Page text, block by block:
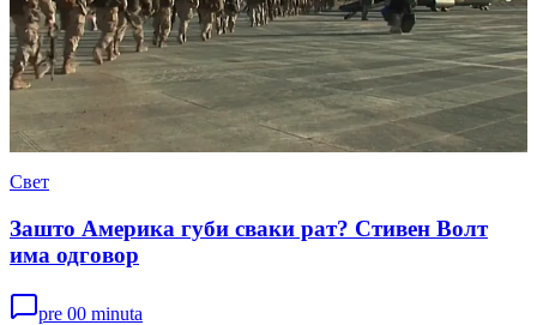
Свет
Зашто Америка губи сваки рат? Стивен Волт
има одговор
pre 00 minuta